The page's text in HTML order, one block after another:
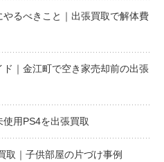
るべきこと｜出張買取で解体費
｜金江町で空き家売却前の出張
用PS4を出張買取
取｜子供部屋の片づけ事例